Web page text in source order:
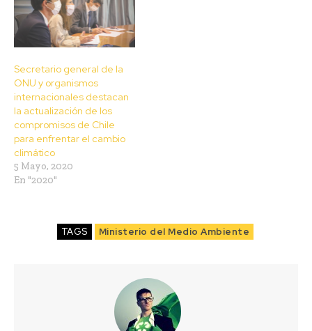
Secretario general de la
ONU y organismos
internacionales destacan
la actualización de los
compromisos de Chile
para enfrentar el cambio
climático
5 Mayo, 2020
En "2020"
TAGS Ministerio del Medio Ambiente